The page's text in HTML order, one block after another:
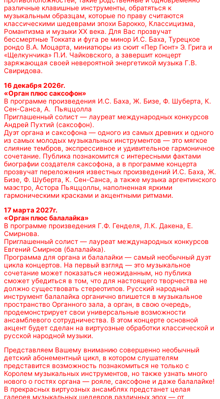
различные клавишные инструменты, обратяться к
музыкальным образцам, которые по праву считаются
классическими шедеврами эпохи Барокко, Классицизма,
Романтизма и музыки ХХ века. Для Вас прозвучат
бессмертные Токката и фуга ре минор И.С. Баха, Турецкое
рондо В.А. Моцарта, миниатюры из сюит «Пер Гюнт» Э. Грига и
«Щелкунчика» П.И. Чайковского, а завершит концерт
заряжающая своей невероятной энергетикой музыка Г.В.
Свиридова.
16 декабря 2026г.
«Орган плюс саксофон»
В программе произведения И.С. Баха, Ж. Бизе, Ф. Шуберта, К.
Сен-Санса, А. Пьяццолла
Приглашенный солист — лауреат международных конкурсов
Андрей Пухтий (саксофон).
Дуэт органа и саксофона — одного из самых древних и одного
из самых молодых музыкальных инструментов — это мягкое
слияние тембров, экспрессивное и удивительное гармоничное
сочетание. Публика познакомится с интересными фактами
биографии создателя саксофона, а в программе концерта
прозвучат переложения известных произведений И.С. Баха, Ж.
Бизе, Ф. Шуберта, К. Сен-Санса, а также музыка аргентинского
маэстро, Астора Пьяццоллы, наполненная яркими
гармоническими красками и акцентными ритмами.
17 марта 2027г.
«Орган плюс балалайка»
В программе произведения Г.Ф. Генделя, Л.К. Дакена, Е.
Смирнова.
Приглашенный солист — лауреат международных конкурсов
Евгений Смирнов (балалайка).
Программа для органа и балалайки — самый необычный дуэт
цикла концертов. На первый взгляд — это музыкальное
сочетание может показаться неожиданным, но публика
сможет убедиться в том, что для настоящего творчества не
должно существовать стереотипов. Русский народный
инструмент балалайка органично впишется в музыкальное
пространство Органного зала, а орган, в свою очередь,
продемонстрирует свои универсальные возможности
ансамблевого сотрудничества. В этом концерте основной
акцент будет сделан на виртуозные обработки классической и
русской народной музыки.
Представляем Вашему вниманию совершенно необычный
детский абонементный цикл, в котором слушателям
представится возможность познакомиться не только с
Королем музыкальных инструментов, но также узнать много
нового о гостях органа — рояле, саксофоне и даже балалайке!
В прекрасных виртуозных ансамблях предстанет целая
галерея музыкальных шедевров различных эпох — от